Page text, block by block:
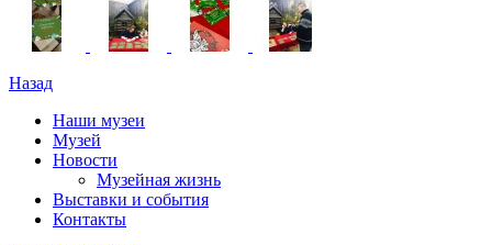
Назад
Наши музеи
Музей
Новости
Музейная жизнь
Выставки и события
Контакты